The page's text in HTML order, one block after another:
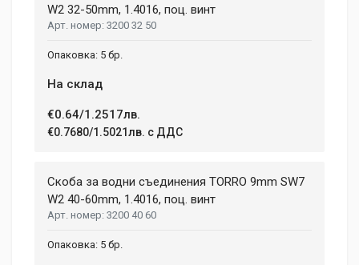
W2 32-50mm, 1.4016, поц. винт
3200 32 50
5 бр.
На склад
€0.64/1.2517лв.
€0.7680/1.5021лв. с ДДС
Скоба за водни съединения TORRО 9mm SW7
W2 40-60mm, 1.4016, поц. винт
3200 40 60
5 бр.